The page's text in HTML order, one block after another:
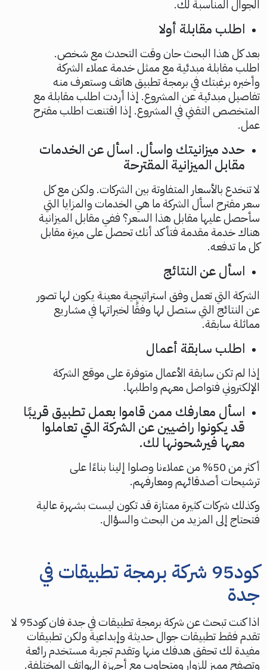
الجوال المناسبة لك.
اطلب مقابلة أولا
بعد كل هذا البحث حان وقت التحدث مع شخص.
اطلب مقابلة مبدئية مع ممثل خدمة عملاء الشركة
وأخبره برغبتك في برمجة تطبيق هاتف وستعرف منه
تفاصيل مبدئية عن المشروع. إذا أردت اطلب مقابلة مع
المتخصص التقني في المشروع. إذا اقتنعت اطلب مقترح
عمل.
حدد ميزانيتك واسأل. اسأل عن الخدمات
مقابل الميزانية المقترحة
لا تنخدع بالأسعار المتفاوتة بين الشركات. ولكن مع كل
سعر مقترح اسأل الشركة ما هي الخدمات والمزايا التي
سأحصل عليها مقابل هذا السعر؟ ففي مقابل الميزانية
هناك خدمة مقدمة فتأكد أنك تحصل على ميزة مقابل
كل ما تدفعه.
اسأل عن النتائج
الشركة التي تعمل وفق استراتيجية معينة يكون لها تصور
عن النتائج التي ستصل لها وفقًا لخبراتها في مشاريع
مماثلة سابقة.
اطلب سابقة أعمال
إذا لم تكن سابقة الأعمال متوفرة على موقع الشركة
الإلكتروني فتواصل معهم واطلبها.
اسأل معارفك ممن قاموا بعمل تطبيق قريبًا
قد يكونوا راضيين عن الشركة التي تعاملوا
معها فيرشحونها لك.
أكثر من 50% من عملاءنا وصلوا إلينا بناءًا على
ترشيحات أصدقائهم ومعارفهم.
وكذلك شركات كثيرة ممتازة قد تكون ليست بشهرة عالية
فتحتاج إلى المزيد من البحث والسؤال.
كود95 شركة برمجة تطبيقات في
جدة
اذا كنت تبحث عن شركة برمجة تطبيقات في جدة فان كود95 لا
تقدم فقط تطبيقات جوال حديثة وإبداعية ولكن تطبيقات
مفيدة لك تحقق هدفك منها وتقدم تجربة مستخدم رائعة
وتصفح مميز للزوار ومتجاوب مع أجهزة الهواتف المختلفة.